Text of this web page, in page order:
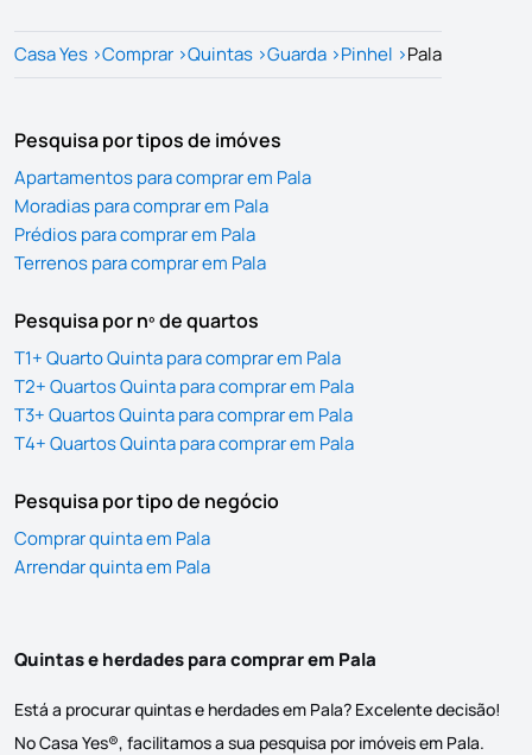
Casa Yes >Comprar >Quintas >Guarda >Pinhel >Pala
Pesquisa por tipos de imóves
Apartamentos para comprar em Pala
Moradias para comprar em Pala
Prédios para comprar em Pala
Terrenos para comprar em Pala
Pesquisa por nº de quartos
T1+ Quarto Quinta para comprar em Pala
T2+ Quartos Quinta para comprar em Pala
T3+ Quartos Quinta para comprar em Pala
T4+ Quartos Quinta para comprar em Pala
Pesquisa por tipo de negócio
Comprar quinta em Pala
Arrendar quinta em Pala
Quintas e herdades para comprar em Pala
Está a procurar quintas e herdades em Pala? Excelente decisão!
No Casa Yes®, facilitamos a sua pesquisa por imóveis em Pala.